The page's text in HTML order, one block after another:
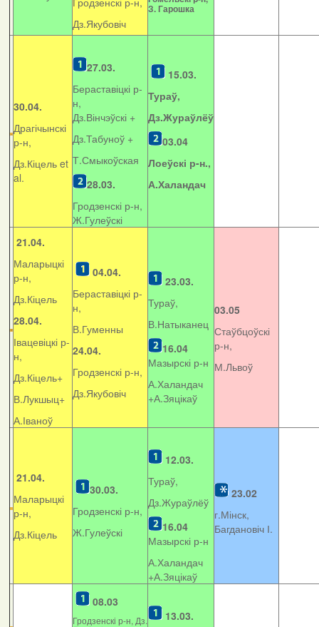
Дз.Якубовіч
З. Гарошка
30.04.
Драгічынскі
р-н,
Дз.Кіцель et
al.
27.03.
Бераставіцкі р-
н,
Дз.Вінчэўскі +
Дз.Табуноў +
Т.Смыкоўская
28.03.
Гродзенскі р-н,
Ж.Гулеўскі
15.03.
Тураў,
Дз.Жураўлёў
03.04
Лоеўскі р-н.,
А.Халандач
21.04.
Маларыцкі
р-н,
Дз.Кіцель
28.04.
Івацевіцкі р-
н,
Дз.Кіцель+
В.Лукшыц+
А.Іваноў
04.04.
Бераставіцкі р-
н,
В.Гуменны
24.04.
Гродзенскі р-н,
Дз.Якубовіч
23.03.
Тураў,
В.Натыканец
16.04
Мазырскі р-н
А.Халандач
+А.Зяцікаў
03.05
Стаўбцоўскі
р-н,
М.Львоў
21.04.
Маларыцкі
р-н,
Дз.Кіцель
30.03.
Гродзенскі р-н,
Ж.Гулеўскі
12.03.
Тураў,
Дз.Жураўлёў
16.04
Мазырскі р-н
А.Халандач
+А.Зяцікаў
23.02
г.Мінск,
Багдановіч І.
08.03
Гродзенскі р-н, Дз.
13.03.